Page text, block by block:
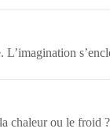
L’imagination
chaleur ou le froid ?